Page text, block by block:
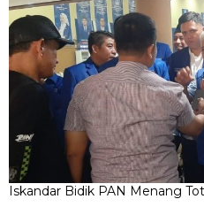
Iskandar Bidik PAN Menang